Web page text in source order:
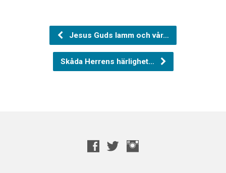
Jesus Guds lamm och vår…
Skåda Herrens härlighet…